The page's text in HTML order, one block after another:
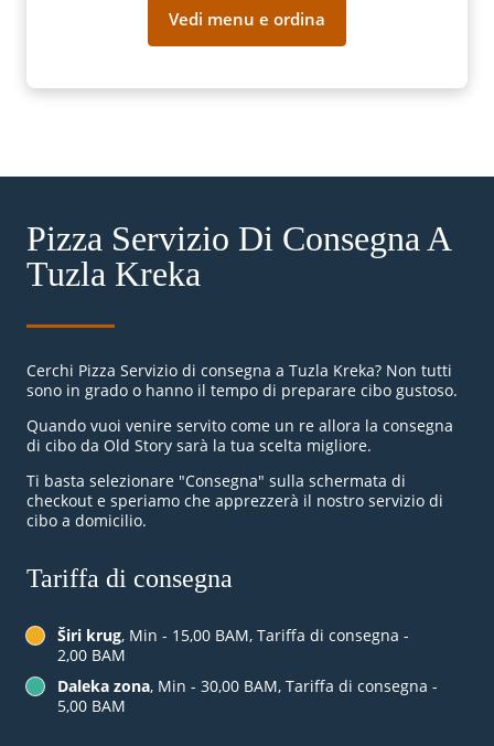
Vedi menu e ordina
Pizza Servizio Di Consegna A
Tuzla Kreka
Cerchi Pizza Servizio di consegna a Tuzla Kreka? Non tutti
sono in grado o hanno il tempo di preparare cibo gustoso.
Quando vuoi venire servito come un re allora la consegna
di cibo da Old Story sarà la tua scelta migliore.
Ti basta selezionare "Consegna" sulla schermata di
checkout e speriamo che apprezzerà il nostro servizio di
cibo a domicilio.
Tariffa di consegna
Širi krug, Min - 15,00 BAM, Tariffa di consegna -
2,00 BAM
Daleka zona, Min - 30,00 BAM, Tariffa di consegna -
5,00 BAM